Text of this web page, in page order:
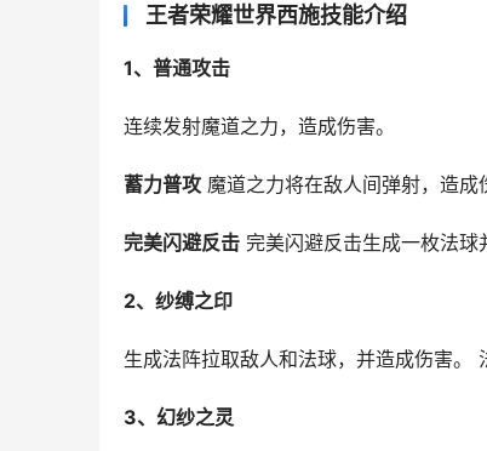
王者荣耀世界西施技能介绍
1、普通攻击
连续发射魔道之力，造成伤害。
蓄力普攻 魔道之力将在敌人间弹射，造成
完美闪避反击 完美闪避反击生成一枚法球
2、纱缚之印
生成法阵拉取敌人和法球，并造成伤害。
3、幻纱之灵